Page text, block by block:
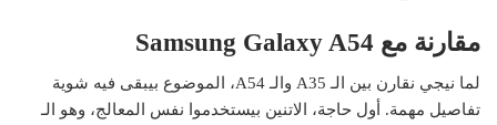
مقارنة مع Samsung Galaxy A54
لما نيجي نقارن بين الـ A35 والـ A54، الموضوع بيبقى فيه شوية
تفاصيل مهمة. أول حاجة، الاتنين بيستخدموا نفس المعالج، وهو الـ